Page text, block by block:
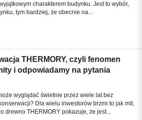
charakterem budynku. Jest to wybór,
tym bardziej, że obecnie na...
THERMORY, czyli fenomen
i odpowiadamy na pytania
wyglądać świetnie przez wiele lat bez
Dla wielu inwestorów brzmi to jak mit,
drewno THERMORY pokazuje, że jest...